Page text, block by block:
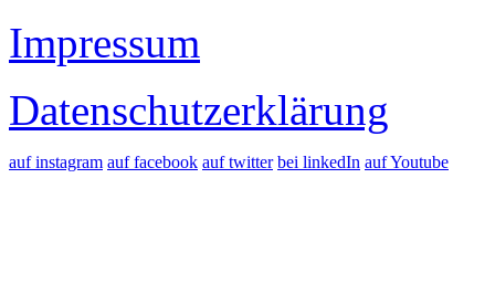
Impressum
Datenschutzerklärung
auf instagram auf facebook auf twitter bei linkedIn auf Youtube